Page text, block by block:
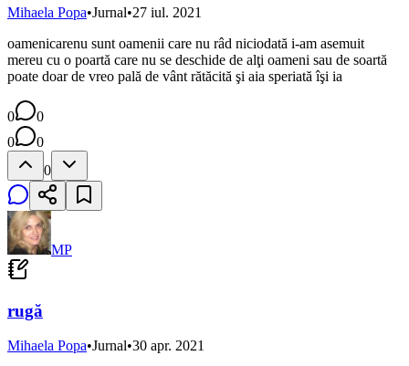
Mihaela Popa•Jurnal•27 iul. 2021
oamenicarenu sunt oamenii care nu râd niciodată i-am asemuit
mereu cu o poartă care nu se deschide de alţi oameni sau de soartă
poate doar de vreo pală de vânt rătăcită şi aia speriată îşi ia
0
0
0
0
0
MP
rugă
Mihaela Popa•Jurnal•30 apr. 2021